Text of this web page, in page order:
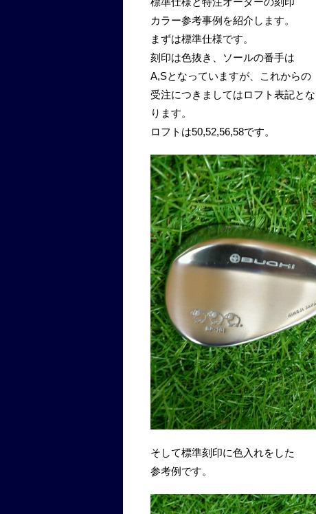
カラー参考事例を紹介します。
まずは標準仕様です。
刻印は色抜き、ソールの番手は
A,Sとなっていますが、これからの
受注につきましてはロフト表記とな
ります。
ロフトは50,52,56,58です。
そして標準刻印に色入れをした
参考例です。